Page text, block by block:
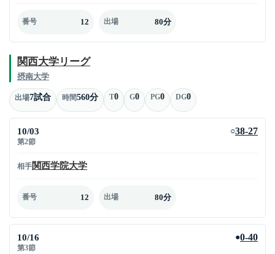
番号 12 出場 80分
関西大学リーグ
摂南大学
出場7試合 時間560分 T0 G0 PG0 DG0
10/03
第2節
○38-27
相手関西学院大学
番号 12 出場 80分
10/16
第3節
●0-40